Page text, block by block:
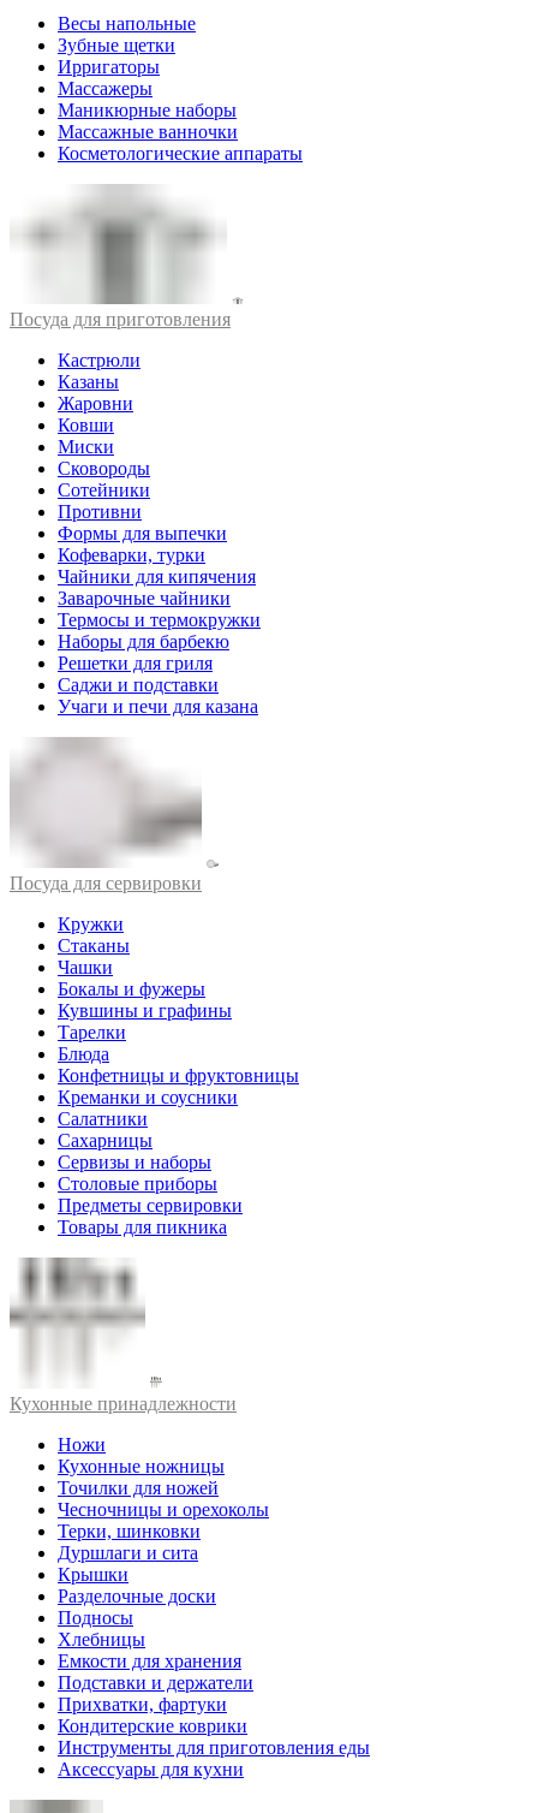
Весы напольные
Зубные щетки
Ирригаторы
Массажеры
Маникюрные наборы
Массажные ванночки
Косметологические аппараты
Посуда для приготовления
Кастрюли
Казаны
Жаровни
Ковши
Миски
Сковороды
Сотейники
Противни
Формы для выпечки
Кофеварки, турки
Чайники для кипячения
Заварочные чайники
Термосы и термокружки
Наборы для барбекю
Решетки для гриля
Саджи и подставки
Учаги и печи для казана
Посуда для сервировки
Кружки
Стаканы
Чашки
Бокалы и фужеры
Кувшины и графины
Тарелки
Блюда
Конфетницы и фруктовницы
Креманки и соусники
Салатники
Сахарницы
Сервизы и наборы
Столовые приборы
Предметы сервировки
Товары для пикника
Кухонные принадлежности
Ножи
Кухонные ножницы
Точилки для ножей
Чесночницы и орехоколы
Терки, шинковки
Дуршлаги и сита
Крышки
Разделочные доски
Подносы
Хлебницы
Емкости для хранения
Подставки и держатели
Прихватки, фартуки
Кондитерские коврики
Инструменты для приготовления еды
Аксессуары для кухни